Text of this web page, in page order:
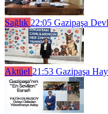
Sağlık 22:05 Gazipaşa
Aktüel 21:53 Gazipaşa